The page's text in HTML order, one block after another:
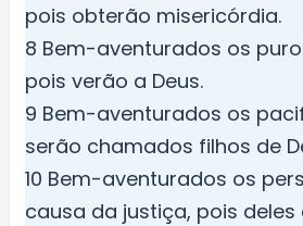
pois obterão misericórdia.
8 Bem-aventurados os
pois verão a Deus.
9 Bem-aventurados os
serão chamados filhos de
10 Bem-aventurados os
causa da justiça, pois deles